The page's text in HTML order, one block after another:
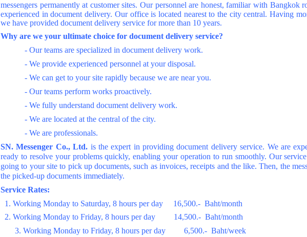
messengers permanently at customer sites. Our personnel are honest, familiar with Bangkok
experienced in document delivery. Our office is located nearest to the city central. Having
we have provided document delivery service for more than 10 years.
Why are we your ultimate choice for document delivery service?
- Our teams are specialized in document delivery work.
- We provide experienced personnel at your disposal.
- We can get to your site rapidly because we are near you.
- Our teams perform works proactively.
- We fully understand document delivery work.
- We are located at the central of the city.
- We are professionals.
SN. Messenger Co., Ltd. is the expert in providing document delivery service. We are
ready to resolve your problems quickly, enabling your operation to run smoothly. Our
going to your site to pick up documents, such as invoices, receipts and the like. Then, the
the picked-up documents immediately.
Service Rates:
1. Working Monday to Saturday, 8 hours per day 16,500.- Baht/month
2. Working Monday to Friday, 8 hours per day 14,500.- Baht/month
3. Working Monday to Friday, 8 hours per day 6,500.- Baht/week